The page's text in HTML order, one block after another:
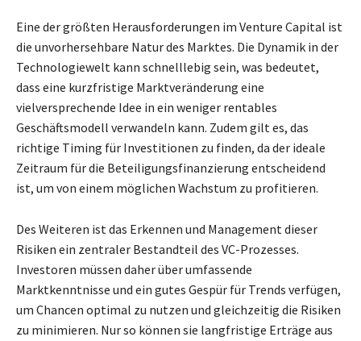
Eine der größten Herausforderungen im Venture Capital ist
die unvorhersehbare Natur des Marktes. Die Dynamik in der
Technologiewelt kann schnelllebig sein, was bedeutet,
dass eine kurzfristige Marktveränderung eine
vielversprechende Idee in ein weniger rentables
Geschäftsmodell verwandeln kann. Zudem gilt es, das
richtige Timing für Investitionen zu finden, da der ideale
Zeitraum für die Beteiligungsfinanzierung entscheidend
ist, um von einem möglichen Wachstum zu profitieren.
Des Weiteren ist das Erkennen und Management dieser
Risiken ein zentraler Bestandteil des VC-Prozesses.
Investoren müssen daher über umfassende
Marktkenntnisse und ein gutes Gespür für Trends verfügen,
um Chancen optimal zu nutzen und gleichzeitig die Risiken
zu minimieren. Nur so können sie langfristige Erträge aus